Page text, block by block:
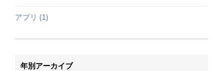
アプリ (1)
年別アーカイブ